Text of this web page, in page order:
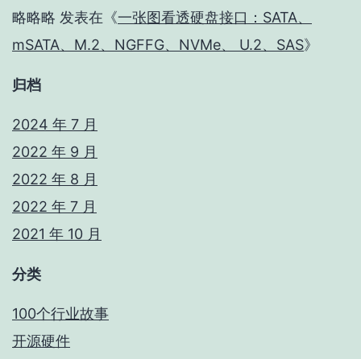
略略略 发表在《一张图看透硬盘接口：SATA、
mSATA、M.2、NGFFG、NVMe、 U.2、SAS》
归档
2024 年 7 月
2022 年 9 月
2022 年 8 月
2022 年 7 月
2021 年 10 月
分类
100个行业故事
开源硬件